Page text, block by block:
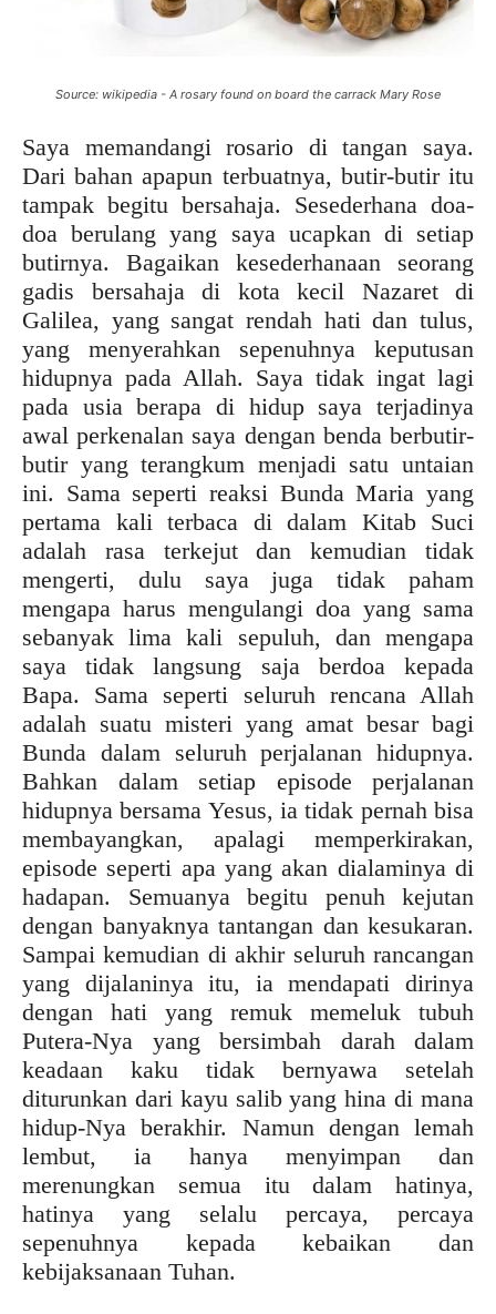
Source: wikipedia - A rosary found on board the carrack Mary Rose
Saya memandangi rosario di tangan saya.
Dari bahan apapun terbuatnya, butir-butir itu
tampak begitu bersahaja. Sesederhana doa-
doa berulang yang saya ucapkan di setiap
butirnya. Bagaikan kesederhanaan seorang
gadis bersahaja di kota kecil Nazaret di
Galilea, yang sangat rendah hati dan tulus,
yang menyerahkan sepenuhnya keputusan
hidupnya pada Allah. Saya tidak ingat lagi
pada usia berapa di hidup saya terjadinya
awal perkenalan saya dengan benda berbutir-
butir yang terangkum menjadi satu untaian
ini. Sama seperti reaksi Bunda Maria yang
pertama kali terbaca di dalam Kitab Suci
adalah rasa terkejut dan kemudian tidak
mengerti, dulu saya juga tidak paham
mengapa harus mengulangi doa yang sama
sebanyak lima kali sepuluh, dan mengapa
saya tidak langsung saja berdoa kepada
Bapa. Sama seperti seluruh rencana Allah
adalah suatu misteri yang amat besar bagi
Bunda dalam seluruh perjalanan hidupnya.
Bahkan dalam setiap episode perjalanan
hidupnya bersama Yesus, ia tidak pernah bisa
membayangkan, apalagi memperkirakan,
episode seperti apa yang akan dialaminya di
hadapan. Semuanya begitu penuh kejutan
dengan banyaknya tantangan dan kesukaran.
Sampai kemudian di akhir seluruh rancangan
yang dijalaninya itu, ia mendapati dirinya
dengan hati yang remuk memeluk tubuh
Putera-Nya yang bersimbah darah dalam
keadaan kaku tidak bernyawa setelah
diturunkan dari kayu salib yang hina di mana
hidup-Nya berakhir. Namun dengan lemah
lembut, ia hanya menyimpan dan
merenungkan semua itu dalam hatinya,
hatinya yang selalu percaya, percaya
sepenuhnya kepada kebaikan dan
kebijaksanaan Tuhan.